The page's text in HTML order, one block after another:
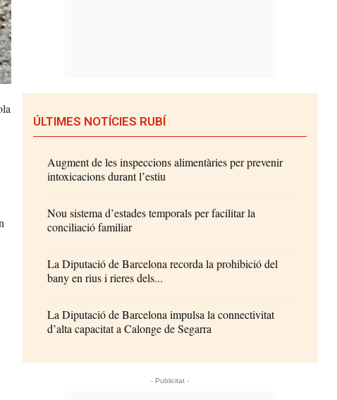
ÚLTIMES NOTÍCIES RUBÍ
Augment de les inspeccions alimentàries per prevenir
intoxicacions durant l’estiu
Nou sistema d’estades temporals per facilitar la
conciliació familiar
La Diputació de Barcelona recorda la prohibició del
bany en rius i rieres dels...
La Diputació de Barcelona impulsa la connectivitat
d’alta capacitat a Calonge de Segarra
- Publicitat -